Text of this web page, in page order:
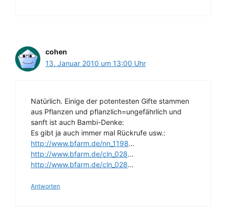
cohen
13. Januar 2010 um 13:00 Uhr
Natürlich. Einige der potentesten Gifte stammen
aus Pflanzen und pflanzlich=ungefährlich und
sanft ist auch Bambi-Denke:
Es gibt ja auch immer mal Rückrufe usw.:
http://www.bfarm.de/nn_1198…
http://www.bfarm.de/cln_028…
http://www.bfarm.de/cln_028…
Antworten